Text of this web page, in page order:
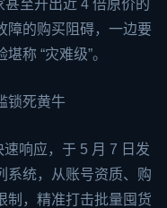
至开出近 4 倍原价的
障的购买阻碍，一边要
称 “灾难级”。
锁死黄牛
响应，于 5 月 7 日发
系统，从账号资质、购
制，精准打击批量囤货